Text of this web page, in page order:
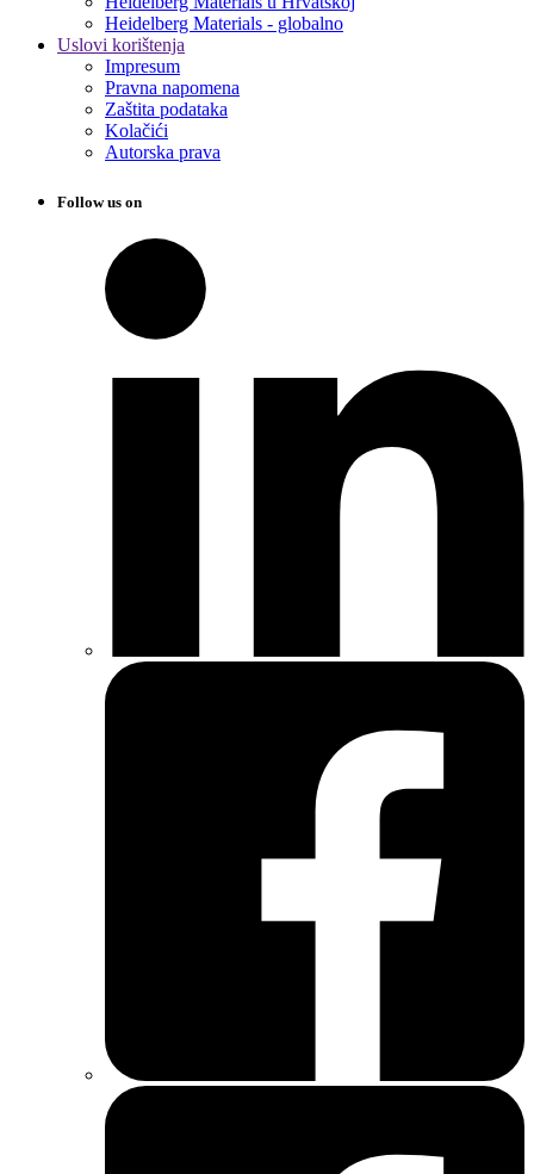
Heidelberg Materials - globalno
Uslovi korištenja
Impresum
Pravna napomena
Zaštita podataka
Kolačići
Autorska prava
Follow us on